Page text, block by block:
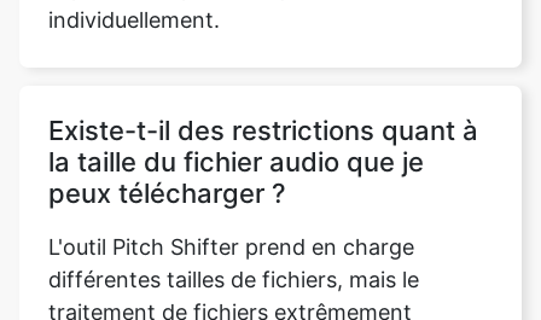
Existe-t-il des restrictions quant à
L'outil Pitch Shifter prend en charge
différentes tailles de fichiers, mais le
traitement de fichiers extrêmement
volumineux peut prendre plus de temps. Il
est recommandé de maintenir la taille des
fichiers dans des limites raisonnables pour